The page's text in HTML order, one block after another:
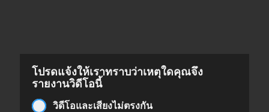
โปรดแจ้งให้เราทราบว่าเหตุใดคุณจึง
รายงานวิดีโอนี้
วิดีโอและเสียงไม่ตรงกัน